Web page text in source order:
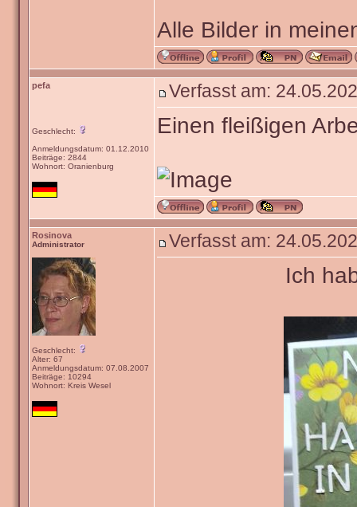
Alle Bilder in
pefa
Geschlecht:
Anmeldungsdatum: 01.12.2010
Beiträge: 2844
Wohnort: Oranienburg
Verfasst am:
Einen fleißigen
Rosinova
Administrator
Geschlecht:
Alter: 67
Anmeldungsdatum: 07.08.2007
Beiträge: 10294
Wohnort: Kreis Wesel
Verfasst am:
Ich